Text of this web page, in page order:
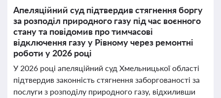
Апеляційний суд підтвердив стягнення боргу
за розподіл природного газу під час воєнного
стану та повідомив про тимчасові
відключення газу у Рівному через ремонтні
роботи у 2026 році
У 2026 році апеляційний суд Хмельницької області
підтвердив законність стягнення заборгованості за
послуги з розподілу природного газу, відхиливши